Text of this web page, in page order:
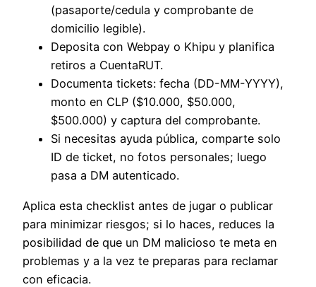
(pasaporte/cedula y comprobante de
domicilio legible).
Deposita con Webpay o Khipu y planifica
retiros a CuentaRUT.
Documenta tickets: fecha (DD-MM-YYYY),
monto en CLP ($10.000, $50.000,
$500.000) y captura del comprobante.
Si necesitas ayuda pública, comparte solo
ID de ticket, no fotos personales; luego
pasa a DM autenticado.
Aplica esta checklist antes de jugar o publicar
para minimizar riesgos; si lo haces, reduces la
posibilidad de que un DM malicioso te meta en
problemas y a la vez te preparas para reclamar
con eficacia.